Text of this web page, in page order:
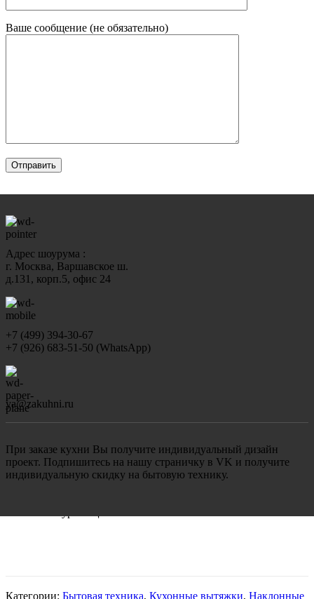
Ваше сообщение (не обязательно)
Адрес шоурума :
г. Москва, Варшавское ш.
д.131, корп.5, офис 24
+7 (499) 394-30-67
+7 (926) 683-51-50 (WhatsApp)
ya@zakuhni.ru
При заказе кухни Вы получите индивидуальный дизайн
проект. Подпишитесь на нашу страничку в VK и получите
индивидуальную скидку на бытовую технику.
Категории: Бытовая техника, Кухонные вытяжки, Наклонные